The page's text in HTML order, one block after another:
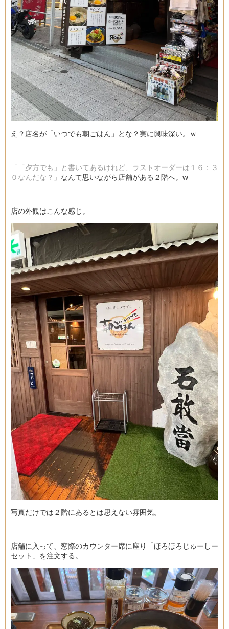
え？店名が「いつでも朝ごはん」とな？実に興味深い。ｗ
「「夕方でも」と書いてあるけれど、ラストオーダーは１６：３
０なんだな？」 なんて思いながら店舗がある２階へ。w
店の外観はこんな感じ。
写真だけでは２階にあるとは思えない雰囲気。
店舗に入って、窓際のカウンター席に座り「ほろほろじゅーしー
セット」を注文する。